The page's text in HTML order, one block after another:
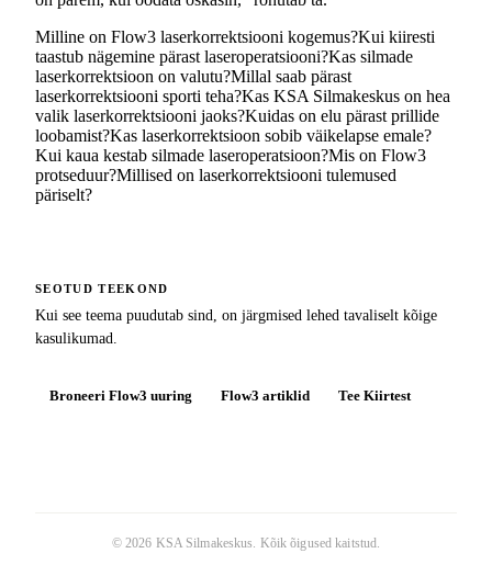
Milline on Flow3 laserkorrektsiooni kogemus?Kui kiiresti
taastub nägemine pärast laseroperatsiooni?Kas silmade
laserkorrektsioon on valutu?Millal saab pärast
laserkorrektsiooni sporti teha?Kas KSA Silmakeskus on hea
valik laserkorrektsiooni jaoks?Kuidas on elu pärast prillide
loobamist?Kas laserkorrektsioon sobib väikelapse emale?
Kui kaua kestab silmade laseroperatsioon?Mis on Flow3
protseduur?Millised on laserkorrektsiooni tulemused
päriselt?
SEOTUD TEEKOND
Kui see teema puudutab sind, on järgmised lehed tavaliselt kõige
kasulikumad.
Broneeri Flow3 uuring Flow3 artiklid Tee Kiirtest
© 2026 KSA Silmakeskus. Kõik õigused kaitstud.